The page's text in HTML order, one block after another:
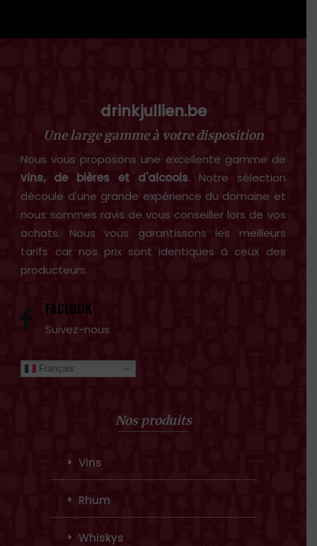
drinkjullien.be
Une large gamme à votre disposition
Nous vous proposons une excellente gamme de
vins, de bières et d'alcools. Notre sélection
découle d'une grande expérience du domaine et
nous sommes ravis de vous conseiller lors de vos
achats. Nous vous garantissons les meilleurs
tarifs car nos prix sont identiques à ceux des
producteurs.
FACEBOK
Suivez-nous
Français
Nos produits
Vins
Rhum
Whiskys